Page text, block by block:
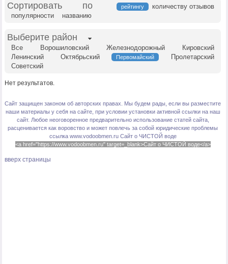
Сортировать по рейтингу
количеству отзывов
популярности
названию
Выберите район
Все Ворошиловский Железнодорожный
Кировский
Ленинский
Октябрьский Первомайский
Пролетарский
Советский
Нет результатов.
Сайт защищен законом об авторских правах. Мы будем рады, если вы разместите
наши материалы у себя на сайте, при условии установки активной ссылки на наш
сайт. Любое неоговоренное предварительно использование статей сайта,
расценивается как воровство и может повлечь за собой юридические проблемы
ссылка www.vodoobmen.ru Сайт о ЧИСТОЙ воде
<a href="https://www.vodoobmen.ru" target=_blank>Сайт о ЧИСТОЙ воде</a>
вверх страницы